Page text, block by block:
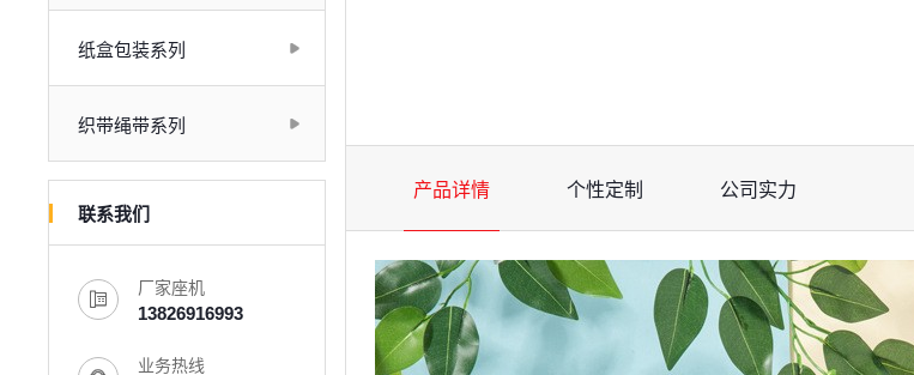
纸盒包装系列
织带绳带系列
联系我们
厂家座机
13826916993
业务热线
产品详情 个性定制 公司实力